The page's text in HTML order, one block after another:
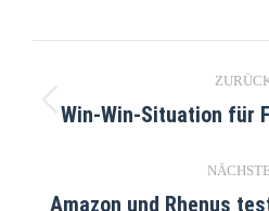
Win-Win-Situation für
Amazon und Rhenus